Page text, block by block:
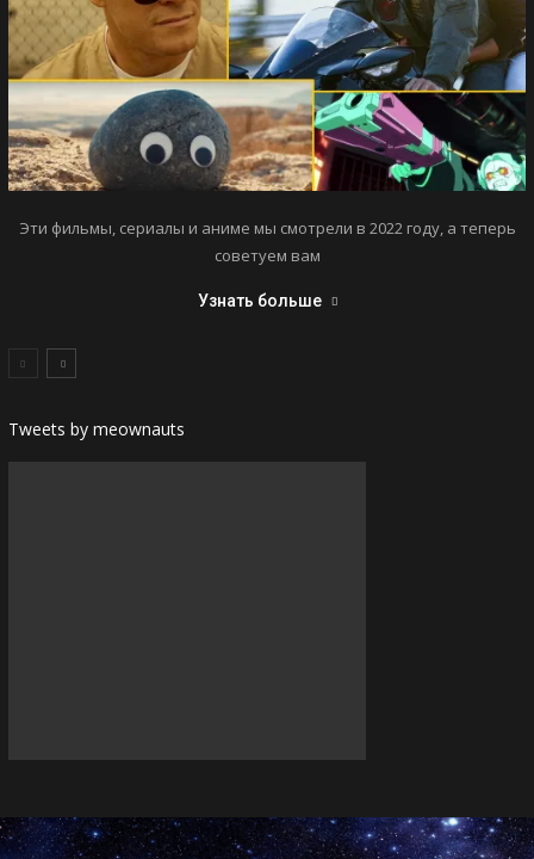
Эти фильмы, сериалы и аниме мы смотрели в 2022 году, а теперь
советуем вам
Узнать больше
Tweets by meownauts